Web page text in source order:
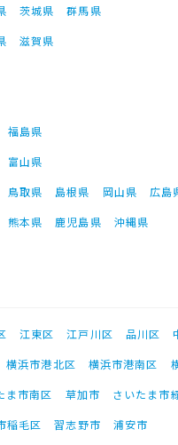
茨城県
群馬県
滋賀県
福島県
富山県
鳥取県 島根県 岡山県
広島
熊本県 鹿児島県 沖縄県
江東区 江戸川区 品川区
横浜市港北区 横浜市港南区
ま市南区 草加市 さいたま市
稲毛区 習志野市 浦安市